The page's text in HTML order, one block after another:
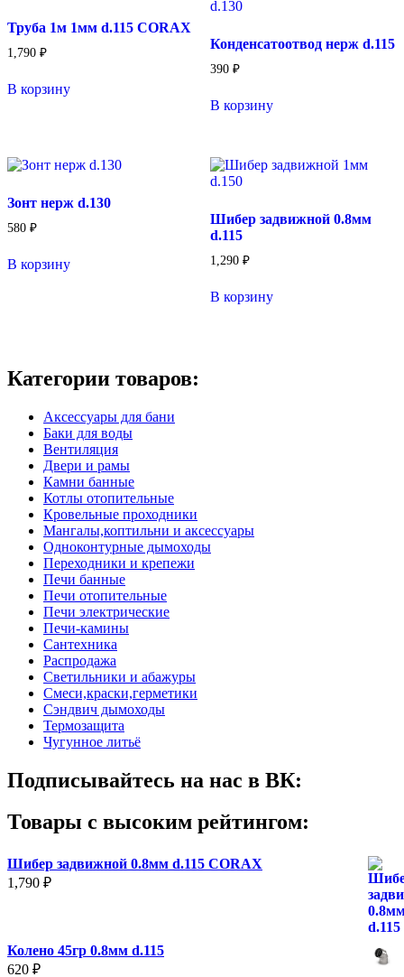
Труба 1м 1мм d.115 CORAX
1,790 ₽
В корзину
Конденсатоотвод нерж d.115
390 ₽
В корзину
Зонт нерж d.130
580 ₽
В корзину
Шибер задвижной 0.8мм
d.115
1,290 ₽
В корзину
Категории товаров:
Аксессуары для бани
Баки для воды
Вентиляция
Двери и рамы
Камни банные
Котлы отопительные
Кровельные проходники
Мангалы,коптильни и аксессуары
Одноконтурные дымоходы
Переходники и крепежи
Печи банные
Печи отопительные
Печи электрические
Печи-камины
Сантехника
Распродажа
Светильники и абажуры
Смеси,краски,герметики
Сэндвич дымоходы
Термозащита
Чугунное литьё
Подписывайтесь на нас в ВК:
Товары с высоким рейтингом:
Шибер задвижной 0.8мм d.115 CORAX
1,790 ₽
Колено 45гр 0.8мм d.115
620 ₽